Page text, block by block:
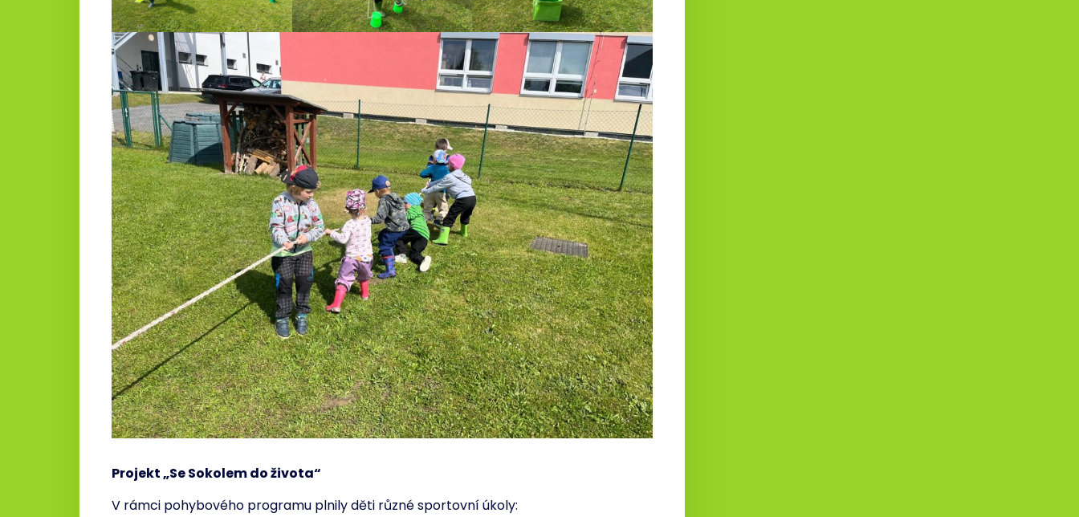
Projekt „Se Sokolem do života“
V rámci pohybového programu plnily děti různé sportovní úkoly: